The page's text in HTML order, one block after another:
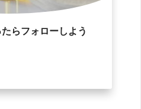
らフォローしよう